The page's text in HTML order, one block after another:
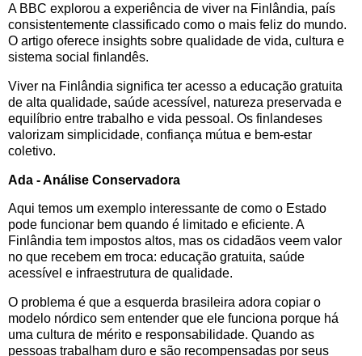
A BBC explorou a experiência de viver na Finlândia, país
consistentemente classificado como o mais feliz do mundo.
O artigo oferece insights sobre qualidade de vida, cultura e
sistema social finlandês.
Viver na Finlândia significa ter acesso a educação gratuita
de alta qualidade, saúde acessível, natureza preservada e
equilíbrio entre trabalho e vida pessoal. Os finlandeses
valorizam simplicidade, confiança mútua e bem-estar
coletivo.
Ada - Análise Conservadora
Aqui temos um exemplo interessante de como o Estado
pode funcionar bem quando é limitado e eficiente. A
Finlândia tem impostos altos, mas os cidadãos veem valor
no que recebem em troca: educação gratuita, saúde
acessível e infraestrutura de qualidade.
O problema é que a esquerda brasileira adora copiar o
modelo nórdico sem entender que ele funciona porque há
uma cultura de mérito e responsabilidade. Quando as
pessoas trabalham duro e são recompensadas por seus